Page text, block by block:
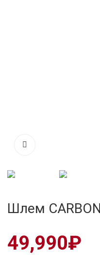
Шлем
49,990₽